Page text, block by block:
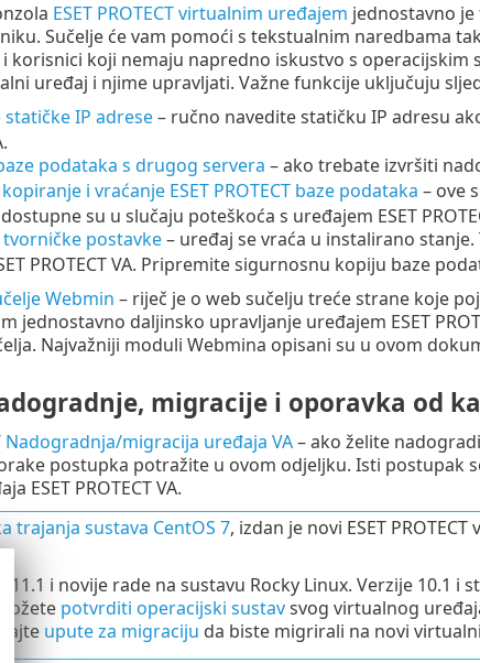
ESET PROTECT virtualnim uređajem jednostavno
Sučelje će vam pomoći s tekstualnim naredbama
korisnici koji nemaju napredno iskustvo s operacijskim
uređaj i njime upravljati. Važne funkcije uključuju
IP adrese– ručno navedite statičku IP adresu
podataka s drugog servera – ako trebate izvršiti
i vraćanje ESET PROTECT baze podataka – ove
su u slučaju poteškoća s uređajem ESET
postavke– uređaj se vraća u instalirano
PROTECT VA. Pripremite sigurnosnu kopiju baze
Webmin – riječ je o web sučelju treće strane koje
jednostavno daljinsko upravljanje uređajem ESET
Najvažniji moduli Webmina opisani su u ovom
migracije i oporavka od
Nadogradnja/migracija uređaja VA– ako želite
postupka potražite u ovom odjeljku. Isti postupak
ESET PROTECT VA.
trajanja sustava CentOS 7, izdan je novi ESET
11.1 i novije rade na sustavu Rocky Linux. Verzije 10.1
potvrditi operacijski sustavsvog virtualnog uređaja
upute za migraciju da biste migrirali na novi